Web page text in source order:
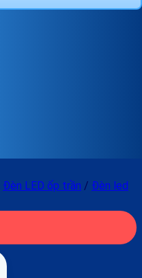
Đèn LED ốp trần / Đèn led